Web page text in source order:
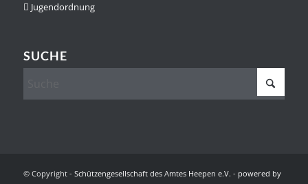
Jugendordnung
SUCHE
© Copyright - Schützengesellschaft des Amtes Heepen e.V. - powered by